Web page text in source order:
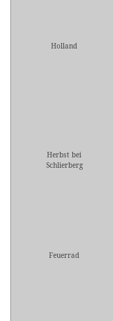
Holland
Herbst bei
Schlierberg
Feuerrad